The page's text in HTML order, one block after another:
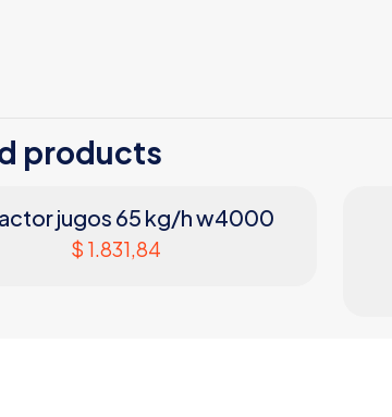
products
jugos 65 kg/h w4000
$ 1.831,84